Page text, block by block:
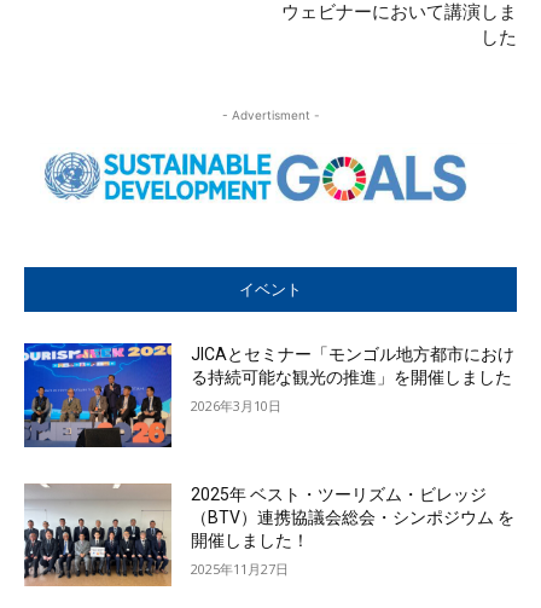
ウェビナーにおいて講演しま
した
- Advertisment -
イベント
JICAとセミナー「モンゴル地方都市におけ
る持続可能な観光の推進」を開催しました
2026年3月10日
2025年 ベスト・ツーリズム・ビレッジ
（BTV）連携協議会総会・シンポジウム を
開催しました！
2025年11月27日